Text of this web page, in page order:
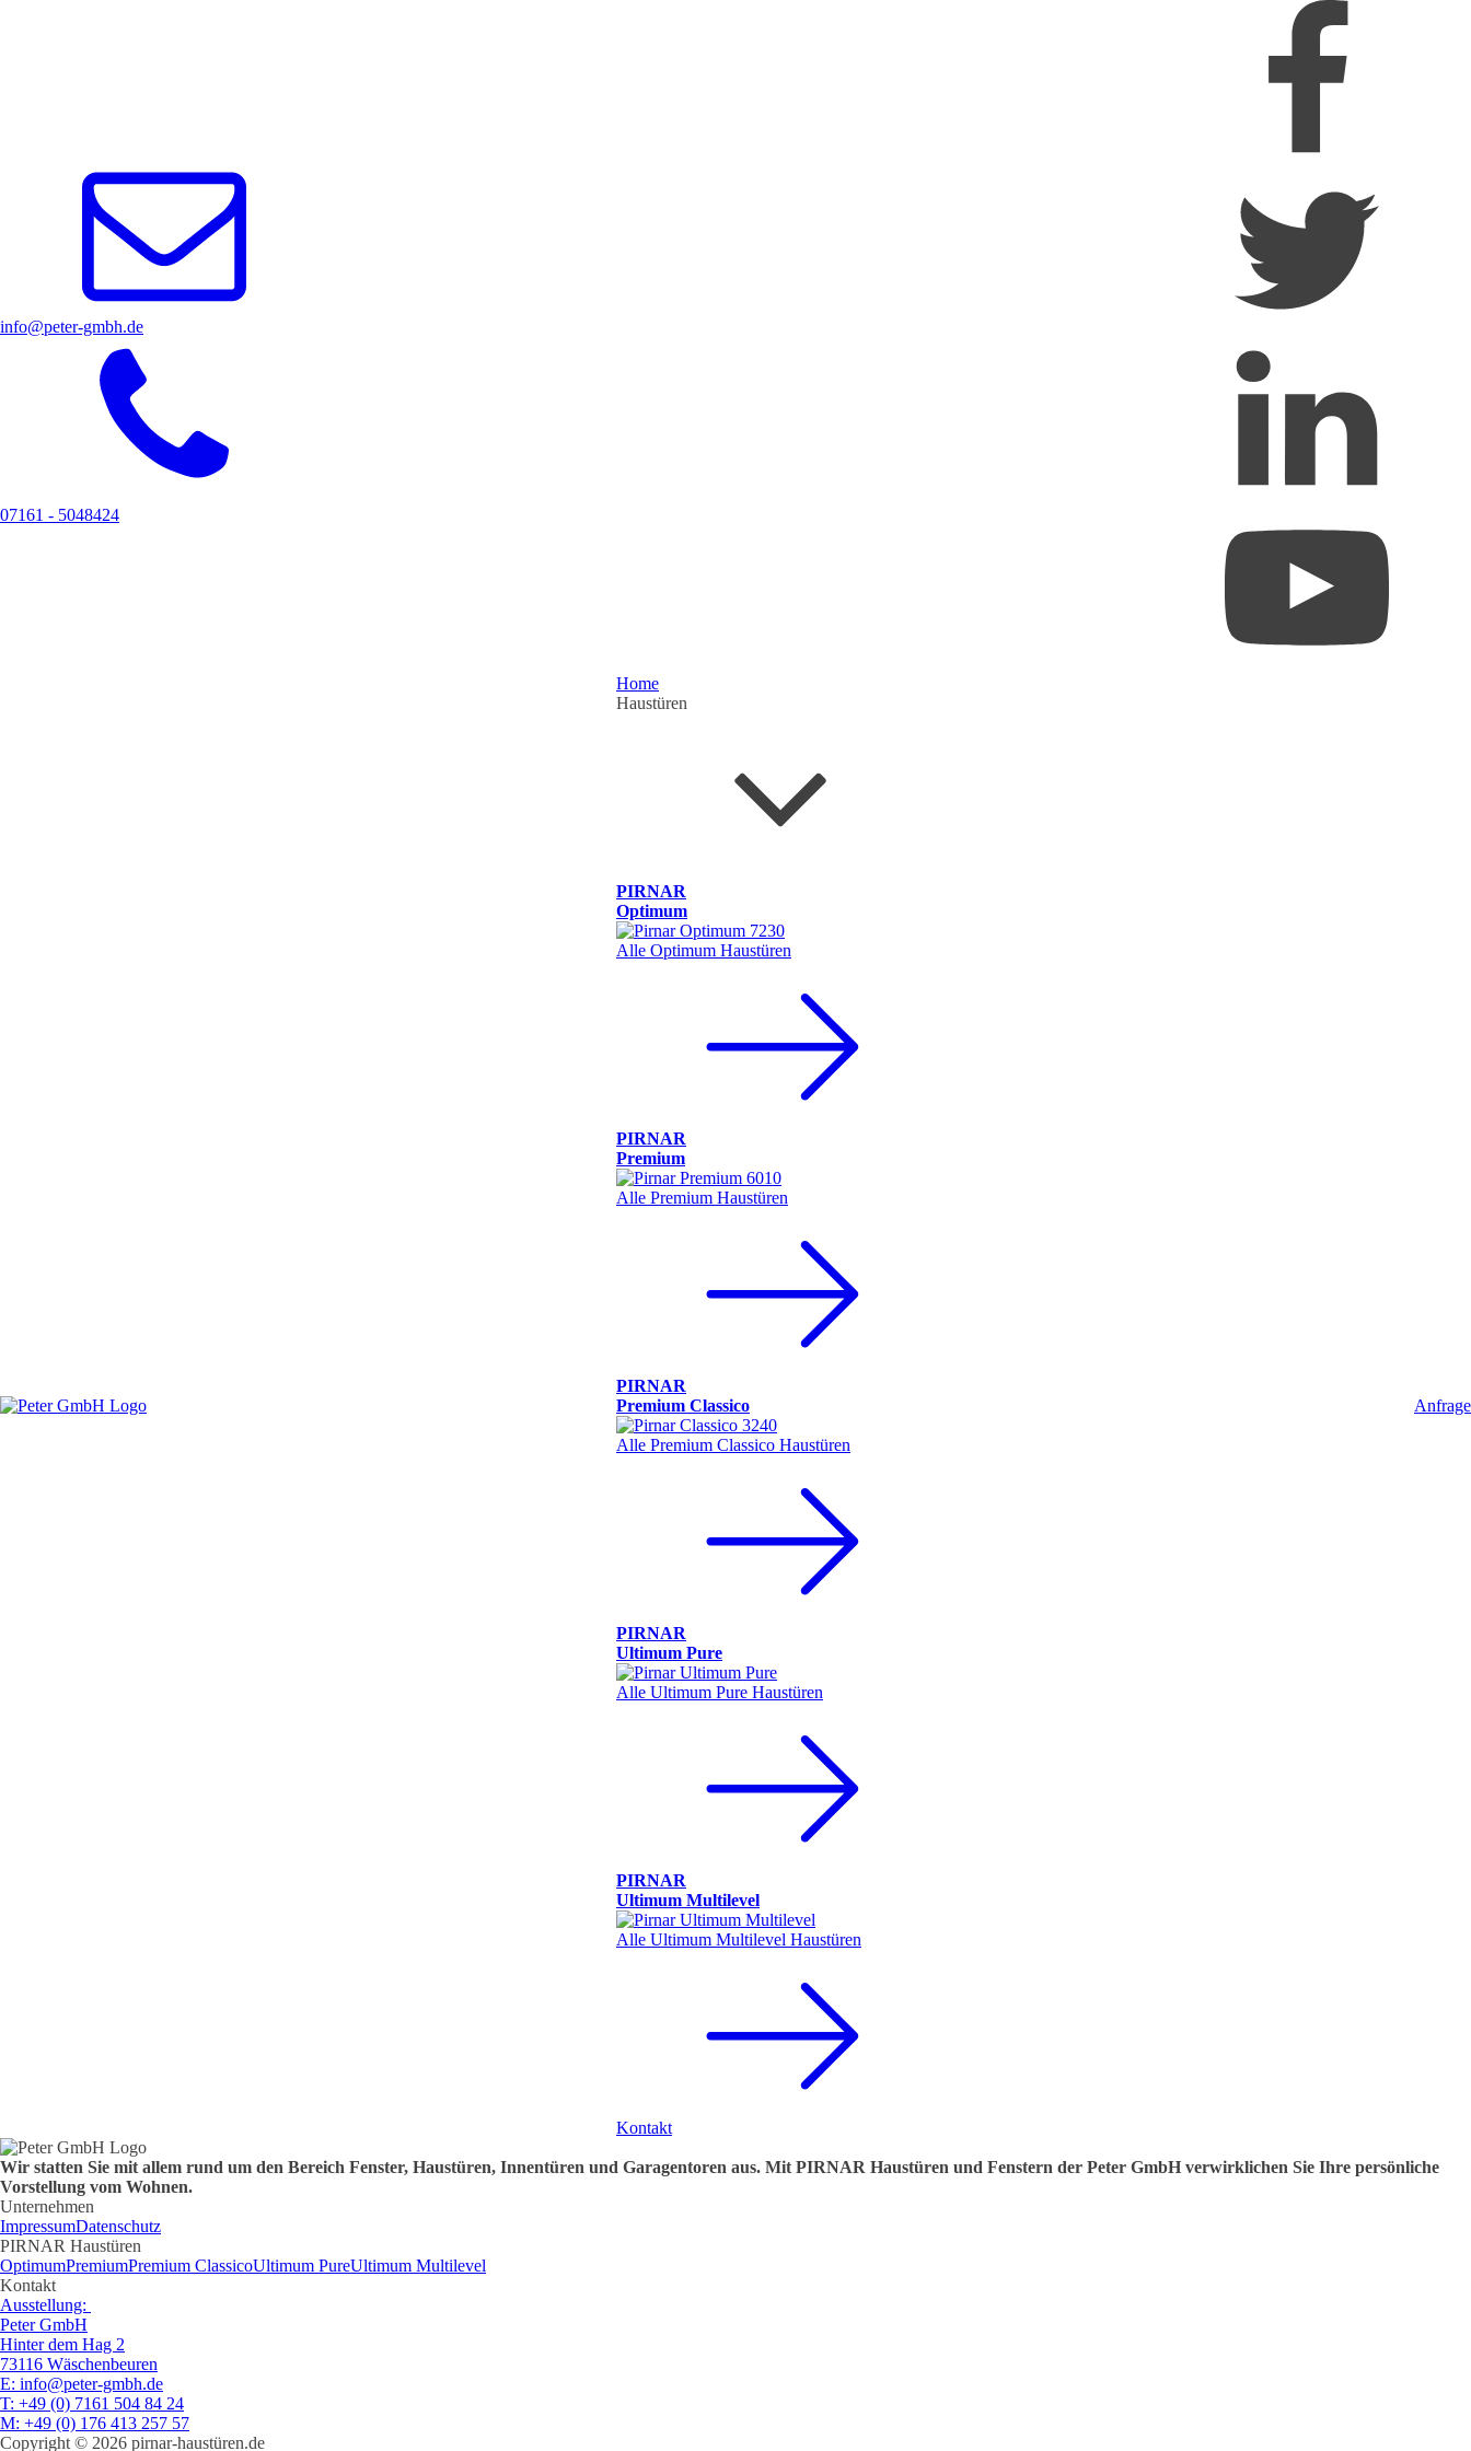
info@peter-gmbh.de
07161 - 5048424
Home
Haustüren
PIRNAR
Optimum
Alle Optimum Haustüren
PIRNAR
Premium
Alle Premium Haustüren
PIRNAR
Premium Classico
Alle Premium Classico Haustüren
PIRNAR
Ultimum Pure
Alle Ultimum Pure Haustüren
PIRNAR
Ultimum Multilevel
Alle Ultimum Multilevel Haustüren
Kontakt
Anfrage
Wir statten Sie mit allem rund um den Bereich Fenster, Haustüren, Innentüren und Garagentoren aus. Mit PIRNAR Haustüren und Fenstern der Peter GmbH verwirklichen Sie Ihre persönliche
Vorstellung vom Wohnen.
Unternehmen
ImpressumDatenschutz
PIRNAR Haustüren
OptimumPremiumPremium ClassicoUltimum PureUltimum Multilevel
Kontakt
Ausstellung:
Peter GmbH
Hinter dem Hag 2
73116 Wäschenbeuren
E: info@peter-gmbh.de
T: +49 (0) 7161 504 84 24
M: +49 (0) 176 413 257 57
Copyright © 2026 pirnar-haustüren.de